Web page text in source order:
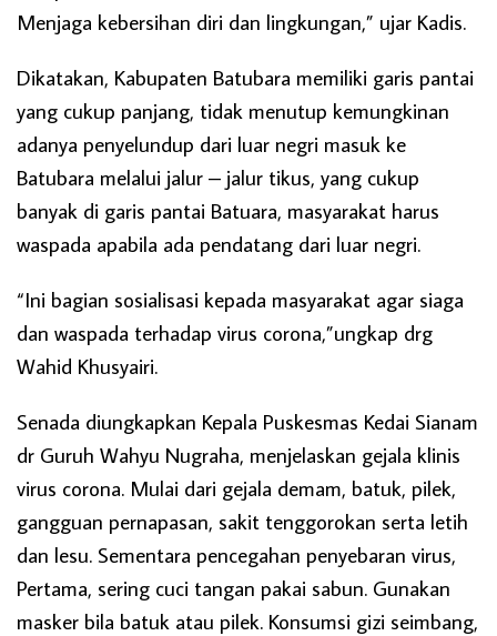
Menjaga kebersihan diri dan lingkungan,” ujar Kadis.
Dikatakan, Kabupaten Batubara memiliki garis pantai
yang cukup panjang, tidak menutup kemungkinan
adanya penyelundup dari luar negri masuk ke
Batubara melalui jalur – jalur tikus, yang cukup
banyak di garis pantai Batuara, masyarakat harus
waspada apabila ada pendatang dari luar negri.
“Ini bagian sosialisasi kepada masyarakat agar siaga
dan waspada terhadap virus corona,”ungkap drg
Wahid Khusyairi.
Senada diungkapkan Kepala Puskesmas Kedai Sianam
dr Guruh Wahyu Nugraha, menjelaskan gejala klinis
virus corona. Mulai dari gejala demam, batuk, pilek,
gangguan pernapasan, sakit tenggorokan serta letih
dan lesu. Sementara pencegahan penyebaran virus,
Pertama, sering cuci tangan pakai sabun. Gunakan
masker bila batuk atau pilek. Konsumsi gizi seimbang,